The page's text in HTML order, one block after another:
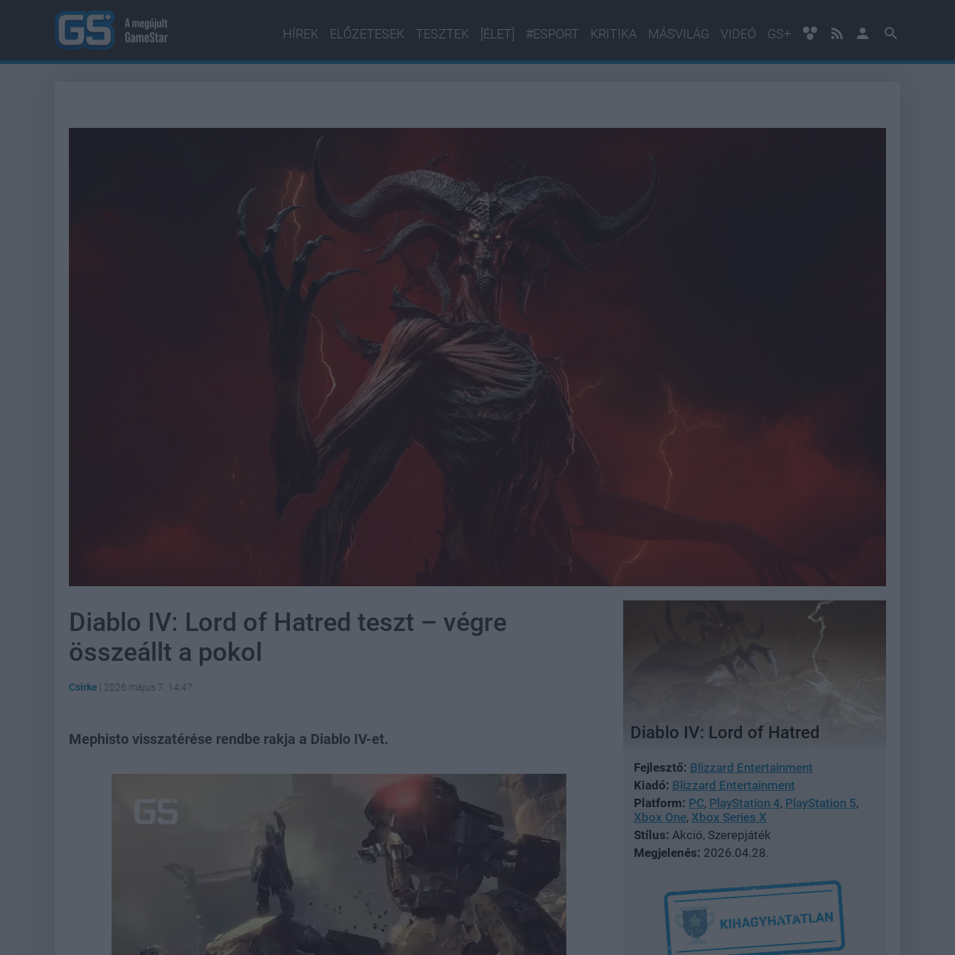
HÍREK ELŐZETESEK TESZTEK [ÉLET] #ESPORT KRITIKA MÁSVILÁG VIDEÓ GS+
Diablo IV: Lord of Hatred teszt – végre
összeállt a pokol
Csirke | 2026 május 7. 14:47
Mephisto visszatérése rendbe rakja a Diablo IV-et. Diablo IV: Lord of Hatred
Fejlesztő: Blizzard Entertainment
Kiadó: Blizzard Entertainment
Platform: PC, PlayStation 4, PlayStation 5,
Xbox One, Xbox Series X
Stílus: Akció, Szerepjáték
Megjelenés: 2026.04.28.